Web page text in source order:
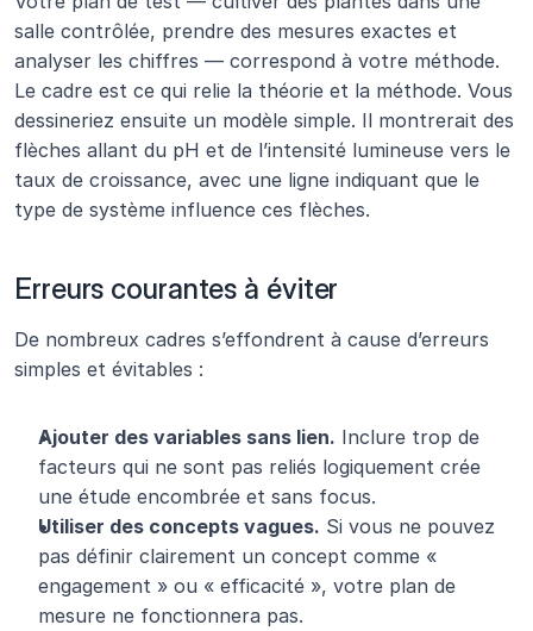
salle contrôlée, prendre des mesures exactes et
analyser les chiffres — correspond à votre méthode.
Le cadre est ce qui relie la théorie et la méthode. Vous
dessineriez ensuite un modèle simple. Il montrerait des
flèches allant du pH et de l’intensité lumineuse vers le
taux de croissance, avec une ligne indiquant que le
type de système influence ces flèches.
Erreurs courantes à éviter
De nombreux cadres s’effondrent à cause d’erreurs
simples et évitables :
Ajouter des variables sans lien. Inclure trop de
facteurs qui ne sont pas reliés logiquement crée
une étude encombrée et sans focus.
Utiliser des concepts vagues. Si vous ne pouvez
pas définir clairement un concept comme «
engagement » ou « efficacité », votre plan de
mesure ne fonctionnera pas.